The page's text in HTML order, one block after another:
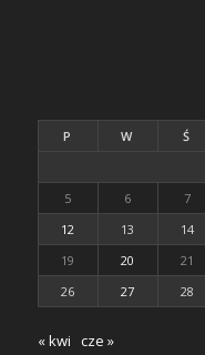
P W Ś
5
6 7
12
13 14
19
20 21
26
27 28
« kwi cze »